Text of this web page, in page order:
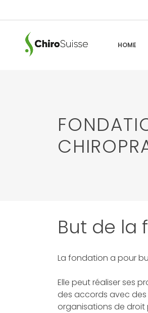
HOME
But de la
La fondation a pour
Elle peut réaliser ses
des accords avec
organisations de droit